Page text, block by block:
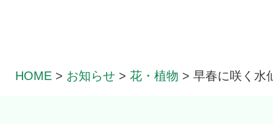
HOME > お知らせ >花・植物 >早春に咲く水